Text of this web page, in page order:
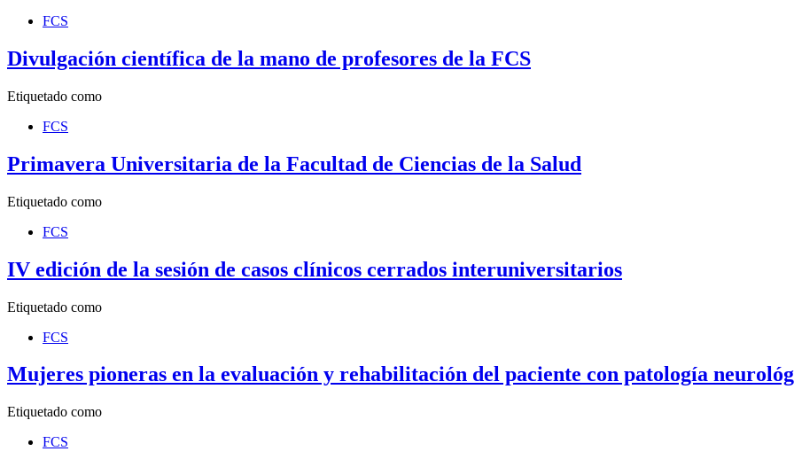
FCS
Divulgación científica de la mano de profesores de la FCS
Etiquetado como
FCS
Primavera Universitaria de la Facultad de Ciencias de la Salud
Etiquetado como
FCS
IV edición de la sesión de casos clínicos cerrados interuniversitarios
Etiquetado como
FCS
Mujeres pioneras en la evaluación y rehabilitación del paciente con patología
Etiquetado como
FCS